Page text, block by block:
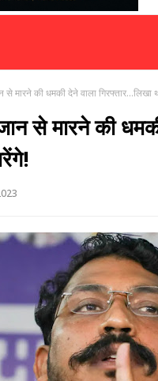
की धमकी देने वाला गिरफ्तार...लिखा
से मारने की धमकी